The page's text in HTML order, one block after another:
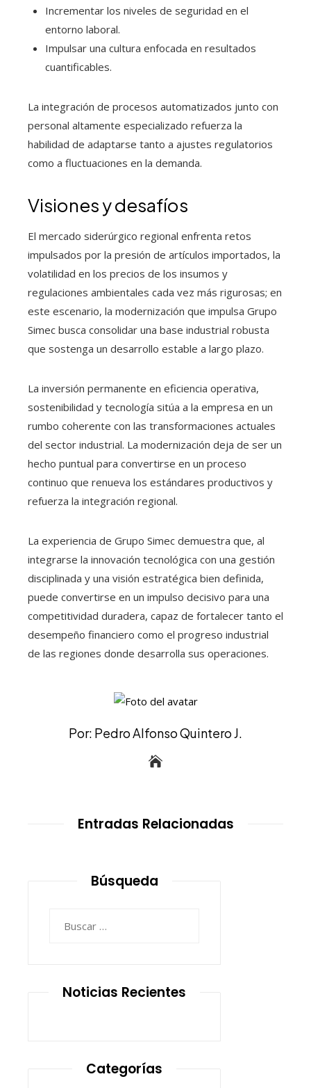
Incrementar los niveles de seguridad en el
entorno laboral.
Impulsar una cultura enfocada en resultados
cuantificables.
La integración de procesos automatizados junto con
personal altamente especializado refuerza la
habilidad de adaptarse tanto a ajustes regulatorios
como a fluctuaciones en la demanda.
Visiones y desafíos
El mercado siderúrgico regional enfrenta retos
impulsados por la presión de artículos importados, la
volatilidad en los precios de los insumos y
regulaciones ambientales cada vez más rigurosas; en
este escenario, la modernización que impulsa Grupo
Simec busca consolidar una base industrial robusta
que sostenga un desarrollo estable a largo plazo.
La inversión permanente en eficiencia operativa,
sostenibilidad y tecnología sitúa a la empresa en un
rumbo coherente con las transformaciones actuales
del sector industrial. La modernización deja de ser un
hecho puntual para convertirse en un proceso
continuo que renueva los estándares productivos y
refuerza la integración regional.
La experiencia de Grupo Simec demuestra que, al
integrarse la innovación tecnológica con una gestión
disciplinada y una visión estratégica bien definida,
puede convertirse en un impulso decisivo para una
competitividad duradera, capaz de fortalecer tanto el
desempeño financiero como el progreso industrial
de las regiones donde desarrolla sus operaciones.
Por: Pedro Alfonso Quintero J.
Entradas Relacionadas
Búsqueda
Noticias Recientes
Categorías